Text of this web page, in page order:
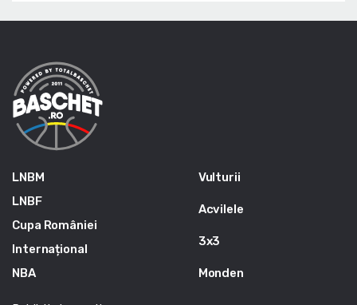
LNBM
LNBF
Cupa României
Internațional
NBA
Vulturii
Acvilele
3x3
Monden